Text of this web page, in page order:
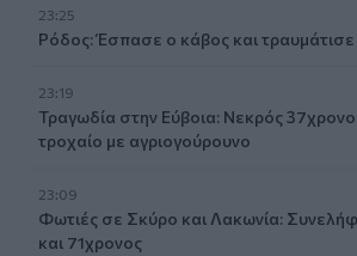
23:25
Ρόδος: Έσπασε ο κάβος και τραυμάτισε
23:19
Τραγωδία στην Εύβοια: Νεκρός
τροχαίο με αγριογούρουνο
23:09
Φωτιές σε Σκύρο και Λακωνία:
και 71χρονος